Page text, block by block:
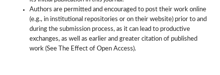
Authors are permitted and encouraged to post their work online
(e.g., in institutional repositories or on their website) prior to and
during the submission process, as it can lead to productive
exchanges, as well as earlier and greater citation of published
work (See The Effect of Open Access).